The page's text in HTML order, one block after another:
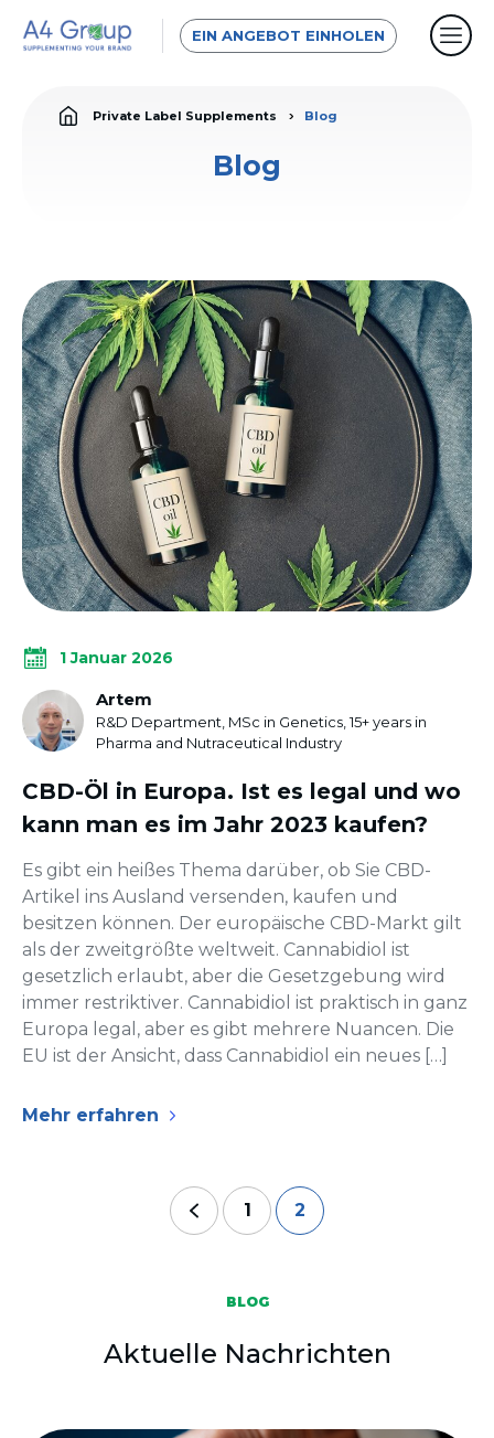
EIN ANGEBOT EINHOLEN
Private Label Supplements Blog
Blog
1 Januar 2026
Artem
R&D Department, MSc in Genetics, 15+ years in
Pharma and Nutraceutical Industry
CBD-Öl in Europa. Ist es legal und wo
kann man es im Jahr 2023 kaufen?
Es gibt ein heißes Thema darüber, ob Sie CBD-
Artikel ins Ausland versenden, kaufen und
besitzen können. Der europäische CBD-Markt gilt
als der zweitgrößte weltweit. Cannabidiol ist
gesetzlich erlaubt, aber die Gesetzgebung wird
immer restriktiver. Cannabidiol ist praktisch in ganz
Europa legal, aber es gibt mehrere Nuancen. Die
EU ist der Ansicht, dass Cannabidiol ein neues […]
Mehr erfahren
1 2
BLOG
Aktuelle Nachrichten